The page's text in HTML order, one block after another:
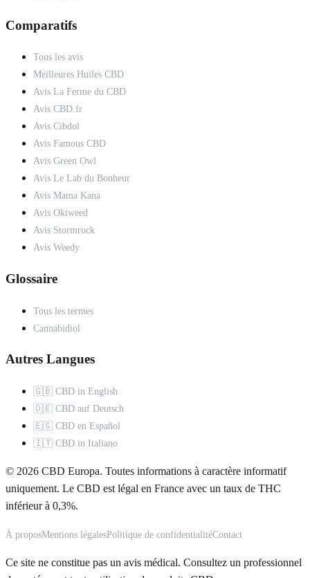
Comparatifs
Tous les avis
Meilleures Huiles CBD
Avis La Ferme du CBD
Avis CBD.fr
Avis Cibdol
Avis Famous CBD
Avis Green Owl
Avis Le Lab du Bonheur
Avis Mama Kana
Avis Okiweed
Avis Stormrock
Avis Weedy
Glossaire
Tous les termes
Cannabidiol
Autres Langues
🇬🇧 CBD in English
🇩🇪 CBD auf Deutsch
🇪🇸 CBD en Español
🇮🇹 CBD in Italiano
© 2026 CBD Europa. Toutes informations à caractère informatif
uniquement. Le CBD est légal en France avec un taux de THC
inférieur à 0,3%.
À proposMentions légalesPolitique de confidentialitéContact
Ce site ne constitue pas un avis médical. Consultez un professionnel